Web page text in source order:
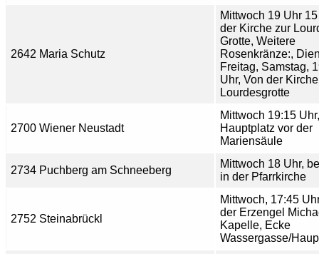
2642 Maria Schutz
Mittwoch 19 Uhr
der Kirche zur
Grotte, Weitere
Rosenkränze:,
Freitag, Samstag,
Uhr, Von der
Lourdesgrotte
2700 Wiener Neustadt
Mittwoch 19:15 Uhr,
Hauptplatz vor der
Mariensäule
2734 Puchberg am Schneeberg
Mittwoch 18 Uhr,
in der Pfarrkirche
2752 Steinabrückl
Mittwoch, 17:45
der Erzengel
Kapelle, Ecke
Wassergasse/